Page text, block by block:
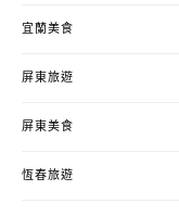
宜蘭美食
屏東旅遊
屏東美食
恆春旅遊